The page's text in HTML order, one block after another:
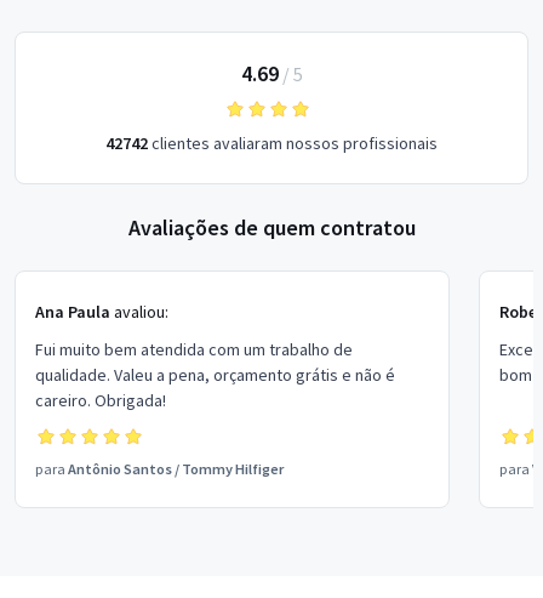
4.69/ 5
42742clientes avaliaram nossos profissionais
Avaliações de quem contratou
Ana Paula avaliou:
Fui muito bem atendida com um trabalho de
qualidade. Valeu a pena, orçamento grátis e não é
careiro. Obrigada!
para Antônio Santos / Tommy Hilfiger
bom
para